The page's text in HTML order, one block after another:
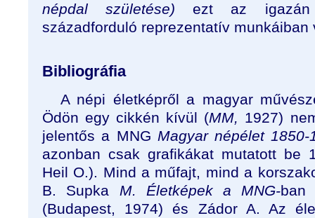
népdal születése) ezt az igazán
századforduló reprezentatív munkáiban
Bibliográfia
A népi életképről a magyar
Ödön egy cikkén kívül (MM, 1927)
jelentős a MNG Magyar népélet 1850-
azonban csak grafikákat mutatott be
Heil O.). Mind a műfajt, mind a
B. Supka M. Életképek a MNG-ban
(Budapest, 1974) és Zádor A. Az